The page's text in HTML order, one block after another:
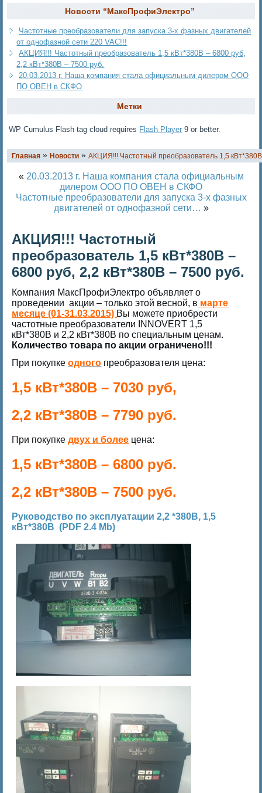
Новости “МаксПрофиЭлектро”
Частотные преобразователи для запуска 3-х фазных двигателей
от однофазной сети 220 VAC!!!
АКЦИЯ!!! Частотный преобразователь 1,5 кВт*380В – 6800 руб,
2,2 кВт*380В – 7500 руб.
20.03.2013 г. Наша компания стала официальным дилером ООО
ПО ОВЕН в СКФО
Метки
WP Cumulus Flash tag cloud requires Flash Player 9 or better.
Главная »Новости »АКЦИЯ!!! Частотный преобразователь 1,5
« 20.03.2013 г. Наша компания стала официальным
дилером ООО ПО ОВЕН в СКФО
Частотные преобразователи для запуска 3-х фазных
двигателей от однофазной сети… »
АКЦИЯ!!! Частотный
преобразователь 1,5 кВт*380В –
6800 руб, 2,2 кВт*380В – 7500 руб.
Компания МаксПрофиЭлектро объявляет о
проведении акции – только этой весной, в марте
месяце (01-31.03.2015) Вы можете приобрести
частотные преобразователи INNOVERT 1,5
кВт*380В и 2,2 кВт*380В по специальным ценам.
Количество товара по акции ограничено!!!
При покупкеодного преобразователя цена:
1,5 кВт*380В – 7030 руб,
2,2 кВт*380В – 7790 руб.
При покупкедвух и более цена:
1,5 кВт*380В – 6800 руб.
2,2 кВт*380В – 7500 руб.
Руководство по эксплуатации 2,2 *380В, 1,5
кВт*380В (PDF 2.4 Mb)